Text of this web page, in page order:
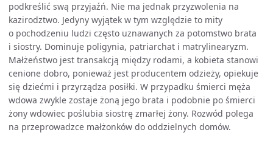
podkreślić swą przyjaźń. Nie ma jednak przyzwolenia na
kazirodztwo. Jedyny wyjątek w tym względzie to mity
o pochodzeniu ludzi często uznawanych za potomstwo brata
i siostry. Dominuje poligynia, patriarchat i matrylinearyzm.
Małżeństwo jest transakcją między rodami, a kobieta stanowi
cenione dobro, ponieważ jest producentem odzieży, opiekuje
się dziećmi i przyrządza posiłki. W przypadku śmierci męża
wdowa zwykle zostaje żoną jego brata i podobnie po śmierci
żony wdowiec poślubia siostrę zmarłej żony. Rozwód polega
na przeprowadzce małżonków do oddzielnych domów.